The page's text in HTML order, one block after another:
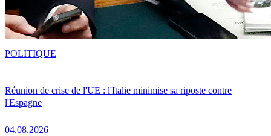
Réunion de crise de l'UE : l'Italie minimise sa riposte contre
l'Espagne
04.08.2026
POLITIQUE